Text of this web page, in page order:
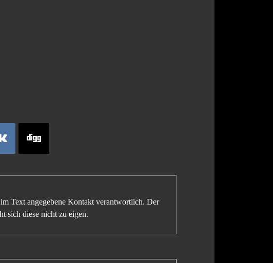
Text angegebene Kontakt verantwortlich. Der
sich diese nicht zu eigen.